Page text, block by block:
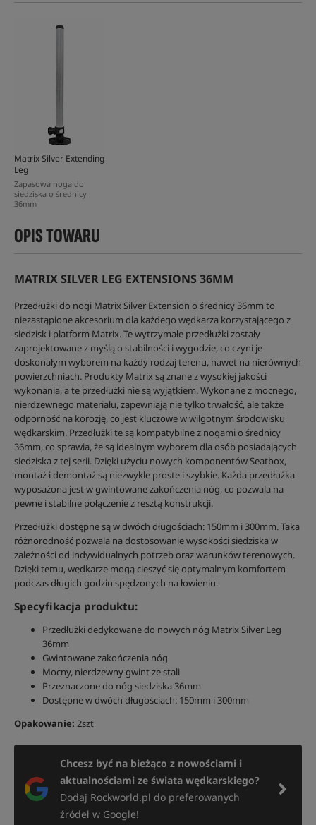
Matrix Silver Extending
Leg
Zapasowa noga do
siedziska o średnicy
36mm
OPIS TOWARU
MATRIX SILVER LEG EXTENSIONS 36MM
Przedłużki do nogi Matrix Silver Extension o średnicy 36mm to
niezastąpione akcesorium dla każdego wędkarza korzystającego z
siedzisk i platform Matrix. Te wytrzymałe przedłużki zostały
zaprojektowane z myślą o stabilności i wygodzie, co czyni je
doskonałym wyborem na każdy rodzaj terenu, nawet na nierównych
powierzchniach. Produkty Matrix są znane z wysokiej jakości
wykonania, a te przedłużki nie są wyjątkiem. Wykonane z mocnego,
nierdzewnego materiału, zapewniają nie tylko trwałość, ale także
odporność na korozję, co jest kluczowe w wilgotnym środowisku
wędkarskim. Przedłużki te są kompatybilne z nogami o średnicy
36mm, co sprawia, że są idealnym wyborem dla osób posiadających
siedziska z tej serii. Dzięki użyciu nowych komponentów Seatbox,
montaż i demontaż są niezwykle proste i szybkie. Każda przedłużka
wyposażona jest w gwintowane zakończenia nóg, co pozwala na
pewne i stabilne połączenie z resztą konstrukcji.
Przedłużki dostępne są w dwóch długościach: 150mm i 300mm. Taka
różnorodność pozwala na dostosowanie wysokości siedziska w
zależności od indywidualnych potrzeb oraz warunków terenowych.
Dzięki temu, wędkarze mogą cieszyć się optymalnym komfortem
podczas długich godzin spędzonych na łowieniu.
Specyfikacja produktu:
Przedłużki dedykowane do nowych nóg Matrix Silver Leg
36mm
Gwintowane zakończenia nóg
Mocny, nierdzewny gwint ze stali
Przeznaczone do nóg siedziska 36mm
Dostępne w dwóch długościach: 150mm i 300mm
Opakowanie: 2szt
Chcesz być na bieżąco z nowościami i
aktualnościami ze świata wędkarskiego?
Dodaj Rockworld.pl do preferowanych
źródeł w Google!